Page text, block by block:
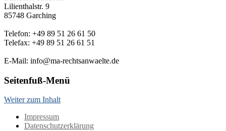
Lilienthalstr. 9
85748 Garching
Telefon: +49 89 51 26 61 50
Telefax: +49 89 51 26 61 51
E-Mail: info@ma-rechtsanwaelte.de
Seitenfuß-Menü
Weiter zum Inhalt
Impressum
Datenschutzerklärung